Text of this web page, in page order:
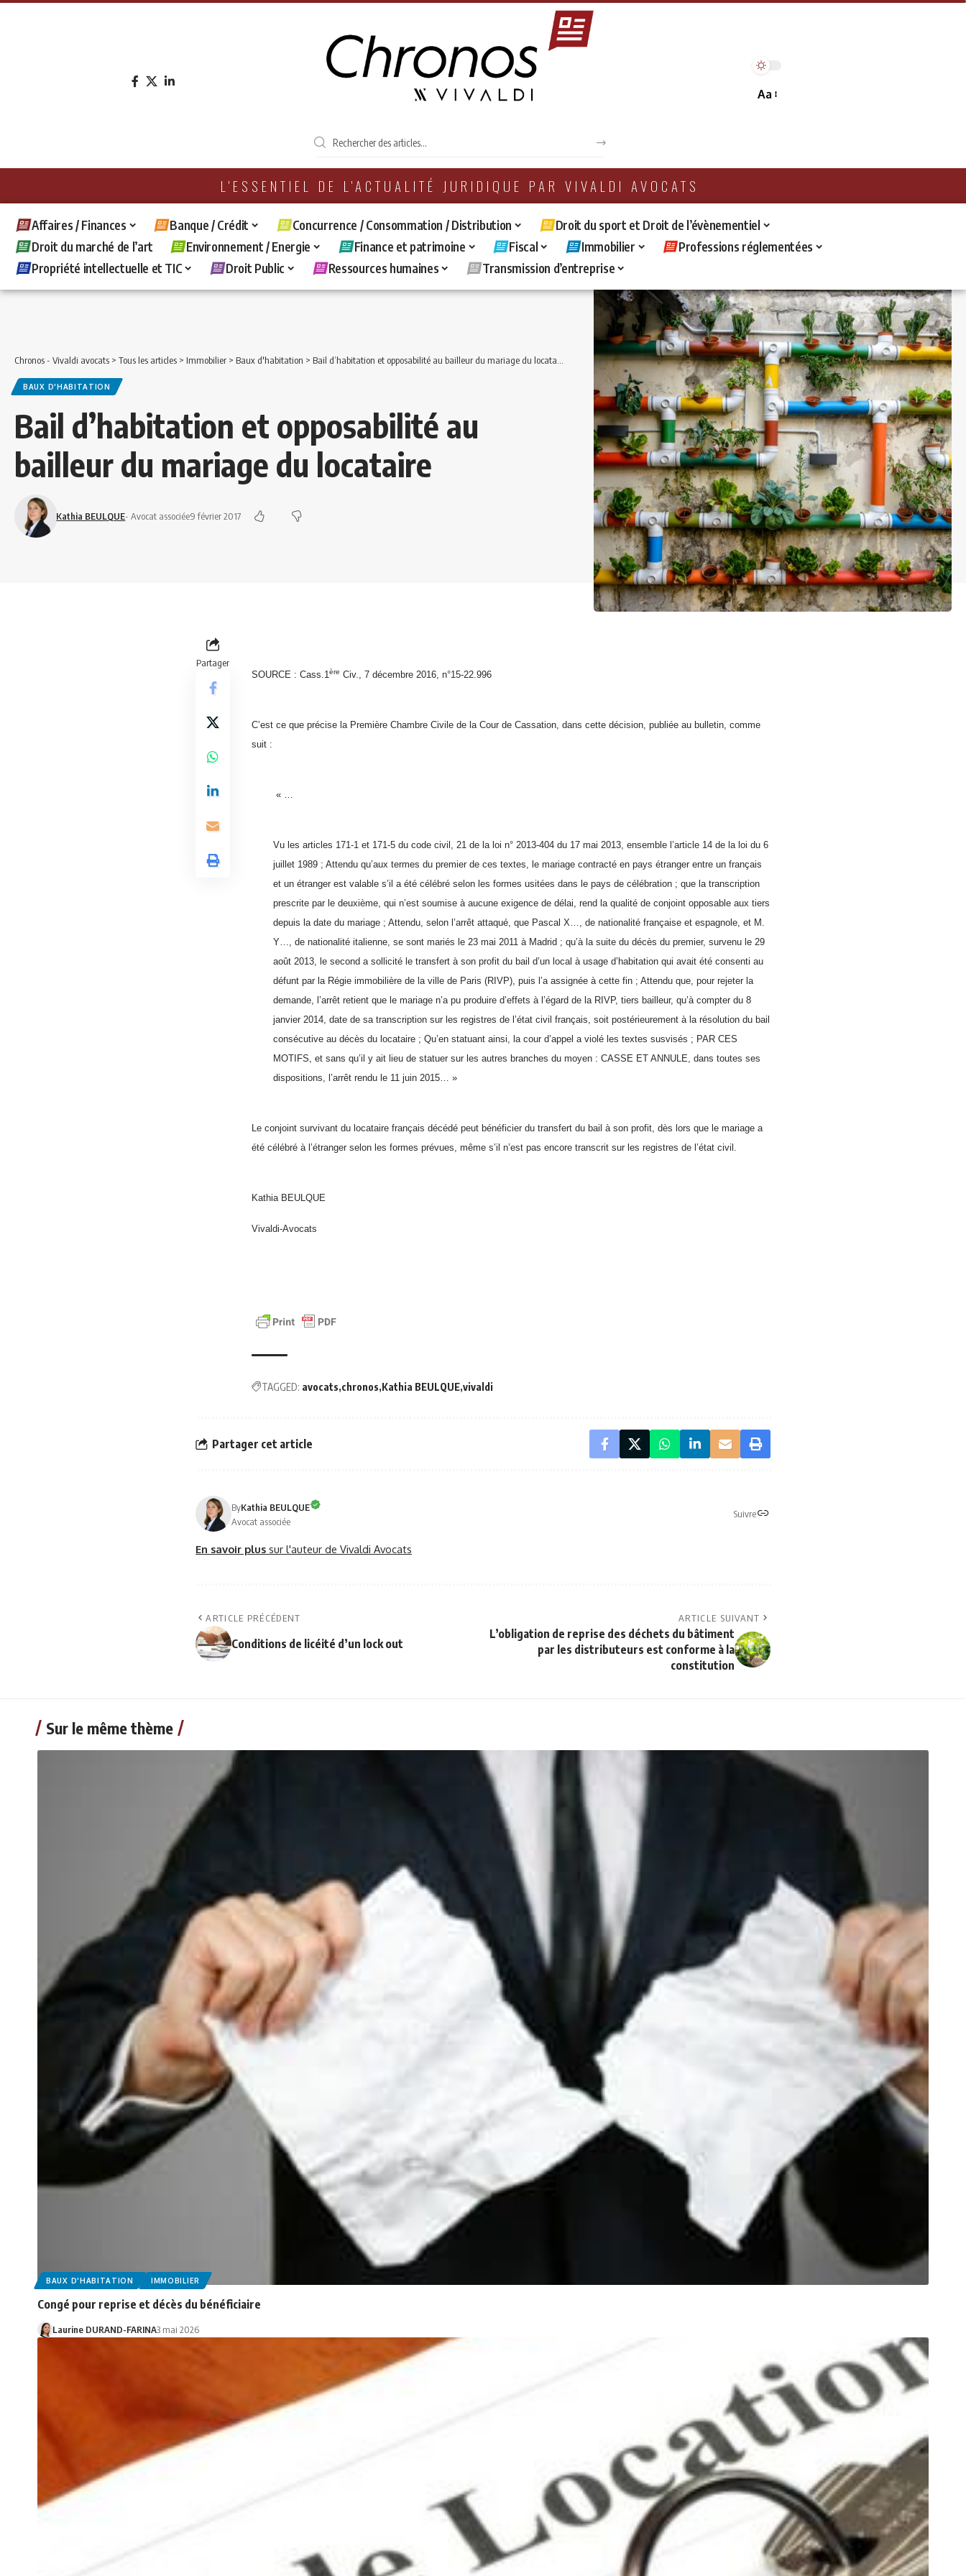
Aa
L'ESSENTIEL DE L'ACTUALITÉ JURIDIQUE PAR VIVALDI AVOCATS
Affaires / Finances Banque / Crédit Concurrence / Consommation / Distribution
Droit du sport et Droit de l’évènementiel
Droit du marché de l’art
Environnement / Energie Finance et patrimoine Fiscal Immobilier
Professions réglementées
Propriété intellectuelle et TIC
Droit Public Ressources humaines Transmission d’entreprise
Chronos - Vivaldi avocats > Tous les articles > Immobilier > Baux d'habitation > Bail d’habitation et opposabilité au bailleur du mariage du locataire
BAUX D'HABITATION
Bail d’habitation et opposabilité au
bailleur du mariage du locataire
Kathia BEULQUE- Avocat associée9 février 2017
Partager
SOURCE : Cass.1ère Civ., 7 décembre 2016, n°15-22.996
C’est ce que précise la Première Chambre Civile de la Cour de Cassation, dans cette décision, publiée au bulletin, comme
suit :
« …
Vu les articles 171-1 et 171-5 du code civil, 21 de la loi n° 2013-404 du 17 mai 2013, ensemble l’article 14 de la loi du 6
juillet 1989 ; Attendu qu’aux termes du premier de ces textes, le mariage contracté en pays étranger entre un français
et un étranger est valable s’il a été célébré selon les formes usitées dans le pays de célébration ; que la transcription
prescrite par le deuxième, qui n’est soumise à aucune exigence de délai, rend la qualité de conjoint opposable aux tiers
depuis la date du mariage ; Attendu, selon l’arrêt attaqué, que Pascal X…, de nationalité française et espagnole, et M.
Y…, de nationalité italienne, se sont mariés le 23 mai 2011 à Madrid ; qu’à la suite du décès du premier, survenu le 29
août 2013, le second a sollicité le transfert à son profit du bail d’un local à usage d’habitation qui avait été consenti au
défunt par la Régie immobilière de la ville de Paris (RIVP), puis l’a assignée à cette fin ; Attendu que, pour rejeter la
demande, l’arrêt retient que le mariage n’a pu produire d’effets à l’égard de la RIVP, tiers bailleur, qu’à compter du 8
janvier 2014, date de sa transcription sur les registres de l’état civil français, soit postérieurement à la résolution du bail
consécutive au décès du locataire ; Qu’en statuant ainsi, la cour d’appel a violé les textes susvisés ; PAR CES
MOTIFS, et sans qu’il y ait lieu de statuer sur les autres branches du moyen : CASSE ET ANNULE, dans toutes ses
dispositions, l’arrêt rendu le 11 juin 2015… »
Le conjoint survivant du locataire français décédé peut bénéficier du transfert du bail à son profit, dès lors que le mariage a
été célébré à l’étranger selon les formes prévues, même s’il n’est pas encore transcrit sur les registres de l’état civil.
Kathia BEULQUE
Vivaldi-Avocats
TAGGED: avocats chronos Kathia BEULQUE vivaldi
Partager cet article
ByKathia BEULQUE
Avocat associée
Suivre
En savoir plus sur l'auteur de Vivaldi Avocats
ARTICLE PRÉCÉDENT
Conditions de licéité d’un lock out
ARTICLE SUIVANT
L’obligation de reprise des déchets du bâtiment
par les distributeurs est conforme à la
constitution
Sur le même thème
BAUX D'HABITATION IMMOBILIER
Congé pour reprise et décès du bénéficiaire
Laurine DURAND-FARINA3 mai 2026